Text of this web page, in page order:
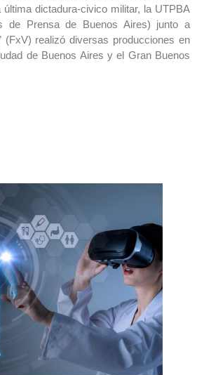
dictadura-civico militar, la UTPBA
de Prensa de Buenos Aires) junto a
(FxV) realizó diversas producciones en
de Buenos Aires y el Gran Buenos